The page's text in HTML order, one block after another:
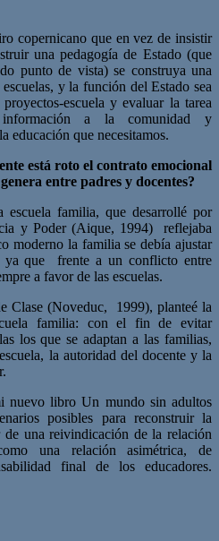
copernicano que en vez de insistir
una pedagogía de Estado (que
punto de vista) se construya una
y la función del Estado sea
escuela y evaluar la tarea
a la comunidad y
educación que necesitamos.
está roto el contrato emocional
entre padres y docentes?
familia, que desarrollé por
y Poder (Aique, 1994) reflejaba
moderno la familia se debía ajustar
ya que frente a un conflicto entre
a favor de las escuelas.
Clase (Noveduc, 1999), planteé la
familia: con el fin de evitar
los que se adaptan a las familias,
la autoridad del docente y la
nuevo libro Un mundo sin adultos
posibles para reconstruir la
una reivindicación de la relación
una relación asimétrica, de
final de los educadores.